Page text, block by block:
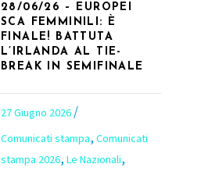
28/06/26 – EUROPEI
SCA FEMMINILI: È
FINALE! BATTUTA
L’IRLANDA AL TIE-
BREAK IN SEMIFINALE
27 Giugno 2026
Comunicati stampa, Comunicati
stampa 2026, Le Nazionali,